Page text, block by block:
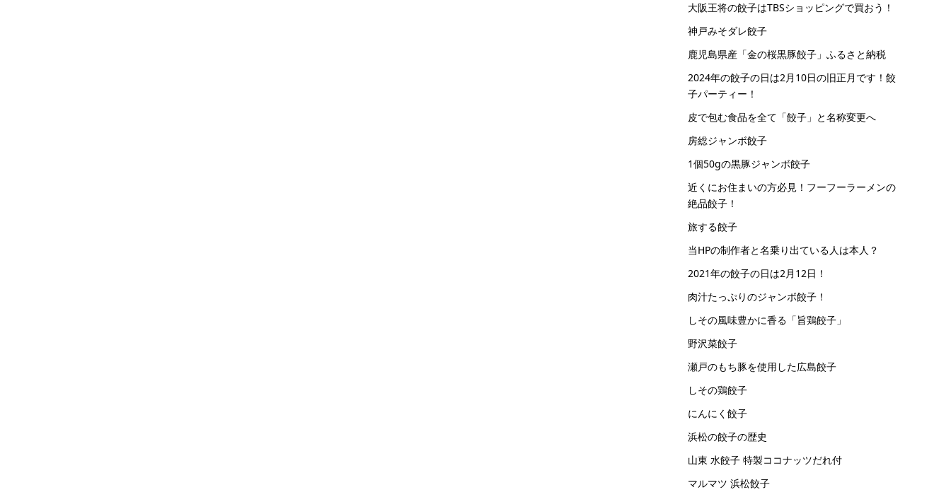
大阪王将の餃子はTBSショッピングで買おう！
神戸みそダレ餃子
鹿児島県産「金の桜黒豚餃子」ふるさと納税
2024年の餃子の日は2月10日の旧正月です！餃
子パーティー！
皮で包む食品を全て「餃子」と名称変更へ
房総ジャンボ餃子
1個50gの黒豚ジャンボ餃子
近くにお住まいの方必見！フーフーラーメンの
絶品餃子！
旅する餃子
当HPの制作者と名乗り出ている人は本人？
2021年の餃子の日は2月12日！
肉汁たっぷりのジャンボ餃子！
しその風味豊かに香る「旨鶏餃子」
野沢菜餃子
瀬戸のもち豚を使用した広島餃子
しその鶏餃子
にんにく餃子
浜松の餃子の歴史
山東 水餃子 特製ココナッツだれ付
マルマツ 浜松餃子